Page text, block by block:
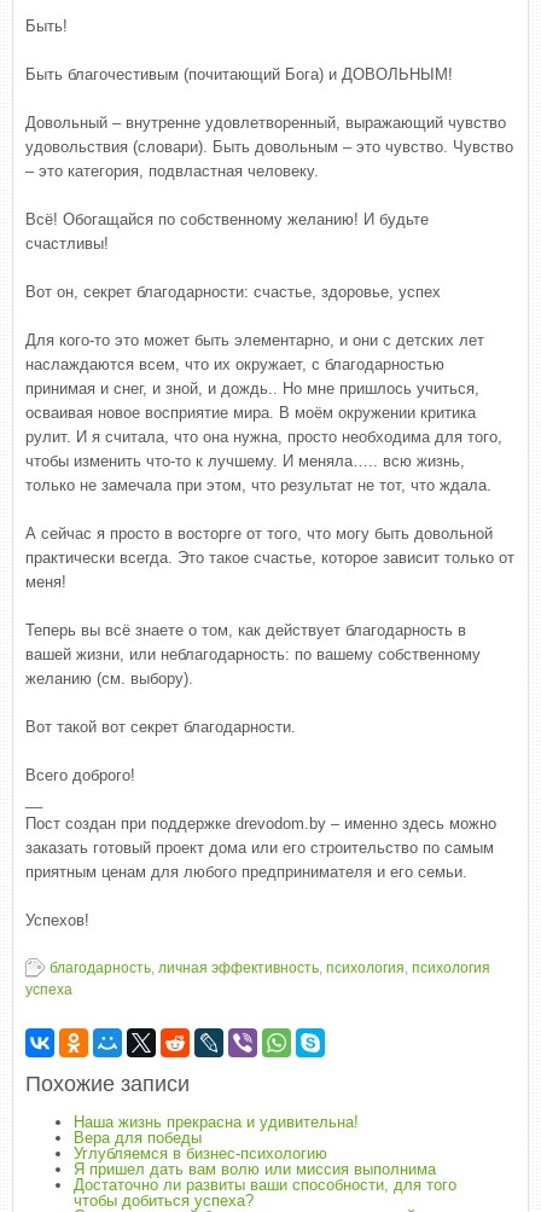
Быть!
Быть благочестивым (почитающий Бога) и ДОВОЛЬНЫМ!
Довольный – внутренне удовлетворенный, выражающий чувство
удовольствия (словари). Быть довольным – это чувство. Чувство
– это категория, подвластная человеку.
Всё! Обогащайся по собственному желанию! И будьте
счастливы!
Вот он, секрет благодарности: счастье, здоровье, успех
Для кого-то это может быть элементарно, и они с детских лет
наслаждаются всем, что их окружает, с благодарностью
принимая и снег, и зной, и дождь.. Но мне пришлось учиться,
осваивая новое восприятие мира. В моём окружении критика
рулит. И я считала, что она нужна, просто необходима для того,
чтобы изменить что-то к лучшему. И меняла….. всю жизнь,
только не замечала при этом, что результат не тот, что ждала.
А сейчас я просто в восторге от того, что могу быть довольной
практически всегда. Это такое счастье, которое зависит только от
меня!
Теперь вы всё знаете о том, как действует благодарность в
вашей жизни, или неблагодарность: по вашему собственному
желанию (см. выбору).
Вот такой вот секрет благодарности.
Всего доброго!
Пост создан при поддержке drevodom.by – именно здесь можно
заказать готовый проект дома или его строительство по самым
приятным ценам для любого предпринимателя и его семьи.
Успехов!
благодарность, личная эффективность, психология, психология
успеха
Похожие записи
Наша жизнь прекрасна и удивительна!
Вера для победы
Углубляемся в бизнес-психологию
Я пришел дать вам волю или миссия выполнима
Достаточно ли развиты ваши способности, для того
чтобы добиться успеха?